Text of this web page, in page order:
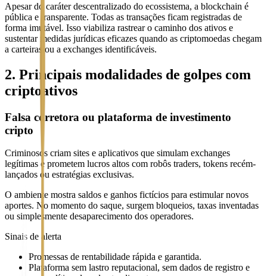
Apesar do caráter descentralizado do ecossistema, a blockchain é
pública e transparente. Todas as transações ficam registradas de
forma imutável. Isso viabiliza rastrear o caminho dos ativos e
sustentar medidas jurídicas eficazes quando as criptomoedas chegam
a carteiras ou a exchanges identificáveis.
2. Principais modalidades de golpes com
criptoativos
Falsa corretora ou plataforma de investimento
cripto
Criminosos criam sites e aplicativos que simulam exchanges
legítimas e prometem lucros altos com robôs traders, tokens recém-
lançados ou estratégias exclusivas.
O ambiente mostra saldos e ganhos fictícios para estimular novos
aportes. No momento do saque, surgem bloqueios, taxas inventadas
ou simplesmente desaparecimento dos operadores.
Sinais de alerta
Promessas de rentabilidade rápida e garantida.
Plataforma sem lastro reputacional, sem dados de registro e